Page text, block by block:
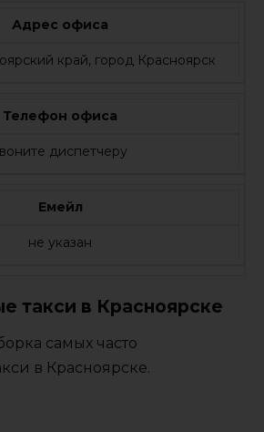
Адрес офиса
край, город Красноярск
Телефон офиса
диспетчеру
Емейл
не указан
такси в Красноярске
самых часто
в Красноярске.